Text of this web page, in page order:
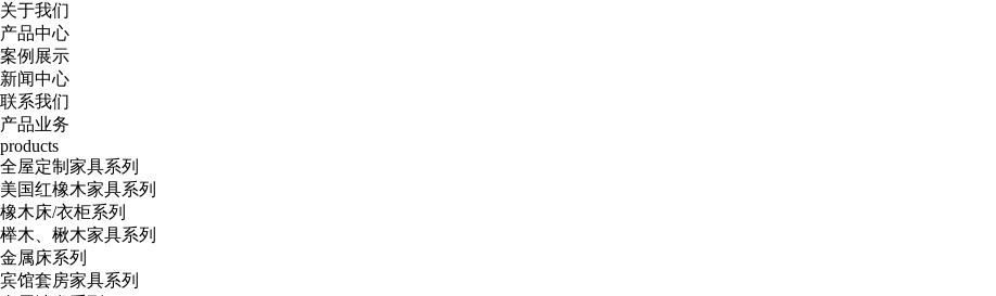
关于我们
产品中心
案例展示
新闻中心
联系我们
产品业务
products
全屋定制家具系列
美国红橡木家具系列
橡木床/衣柜系列
榉木、楸木家具系列
金属床系列
宾馆套房家具系列